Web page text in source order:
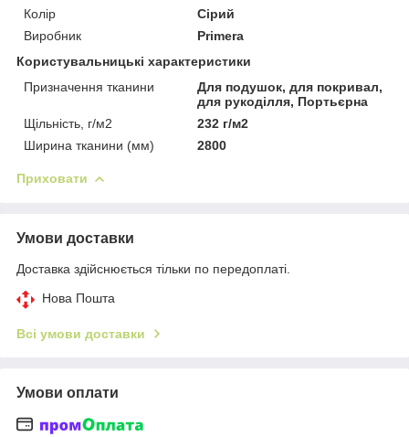
Колір
Сірий
Виробник
Primera
Користувальницькі характеристики
Призначення тканини
Для подушок, для покривал,
для рукоділля, Портьєрна
Щільність, г/м2
232 г/м2
Ширина тканини (мм)
2800
Приховати
Умови доставки
Доставка здійснюється тільки по передоплаті.
Нова Пошта
Всі умови доставки
Умови оплати